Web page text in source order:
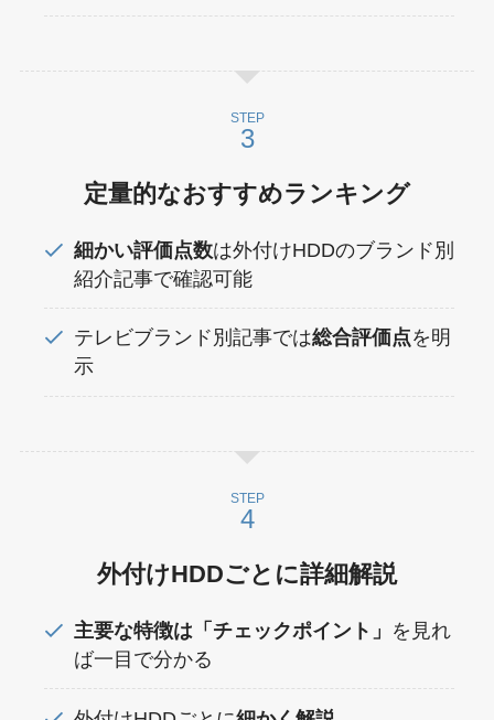
STEP
定量的なおすすめランキング
細かい評価点数は外付けHDDのブランド別
紹介記事で確認可能
テレビブランド別記事では総合評価点を明
示
STEP
外付けHDDごとに詳細解説
主要な特徴は「チェックポイント」 を見れ
ば一目で分かる